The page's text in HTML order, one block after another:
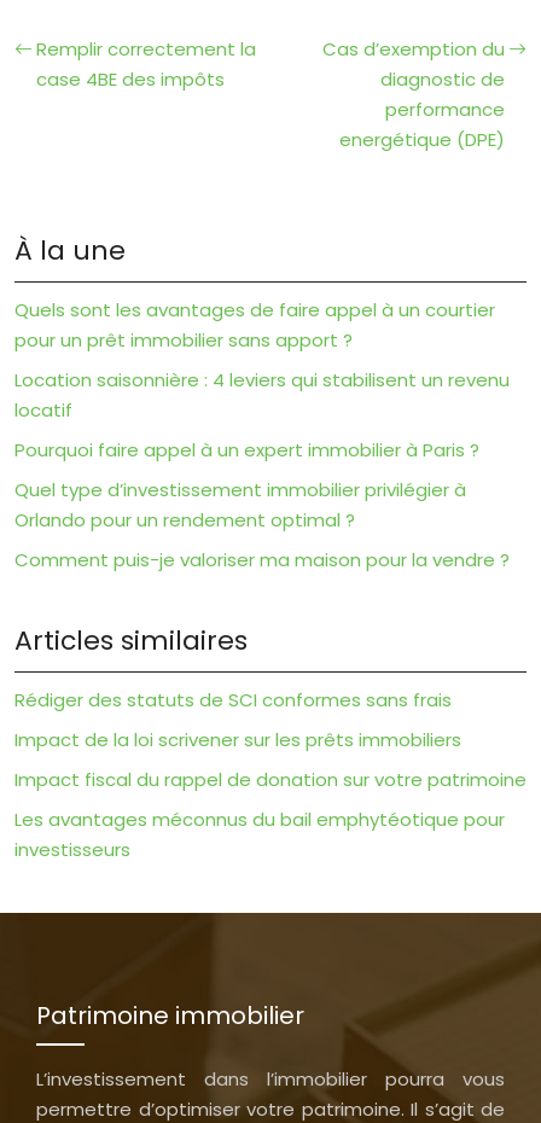
Remplir correctement la
case 4BE des impôts
Cas d’exemption du
diagnostic de
performance
energétique (DPE)
À la une
Quels sont les avantages de faire appel à un courtier
pour un prêt immobilier sans apport ?
Location saisonnière : 4 leviers qui stabilisent un revenu
locatif
Pourquoi faire appel à un expert immobilier à Paris ?
Quel type d’investissement immobilier privilégier à
Orlando pour un rendement optimal ?
Comment puis-je valoriser ma maison pour la vendre ?
Articles similaires
Rédiger des statuts de SCI conformes sans frais
Impact de la loi scrivener sur les prêts immobiliers
Impact fiscal du rappel de donation sur votre patrimoine
Les avantages méconnus du bail emphytéotique pour
investisseurs
Patrimoine immobilier
L’investissement dans l’immobilier pourra vous
permettre d’optimiser votre patrimoine. Il s’agit de